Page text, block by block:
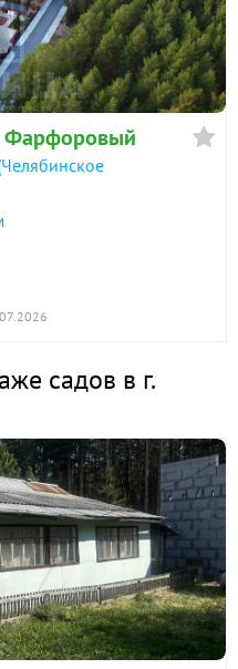
Фарфоровый
садов в г.